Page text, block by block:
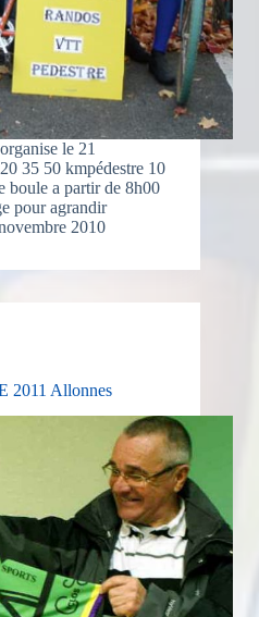
le 21
35 50 kmpédestre 10
boule a partir de 8h00
pour agrandir
2010
2011 Allonnes